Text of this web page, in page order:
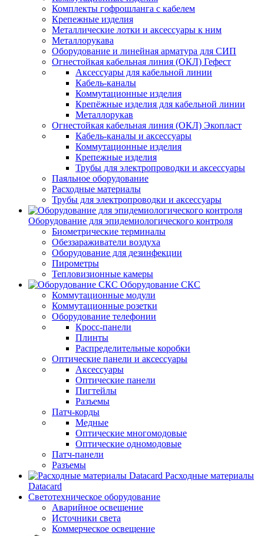
Комплекты гофрошланга с кабелем
Крепежные изделия
Металлические лотки и аксессуары к ним
Металлорукава
Оборудование и линейная арматура для СИП
Огнестойкая кабельная линия (ОКЛ) Гефест
Аксессуары для кабельной линии
Кабель-каналы
Коммутационные изделия
Крепёжные изделия для кабельной линии
Металлорукав
Огнестойкая кабельная линия (ОКЛ) Экопласт
Кабель-каналы и аксессуары
Коммутационные изделия
Крепежные изделия
Трубы для электропроводки и аксессуары
Паяльное оборудование
Расходные материалы
Трубы для электропроводки и аксессуары
Оборудование для эпидемиологического контроля
Биометрические терминалы
Обеззараживатели воздуха
Оборудование для дезинфекции
Пирометры
Тепловизионные камеры
Оборудование СКС
Коммутационные модули
Коммутационные розетки
Оборудование телефонии
Кросс-панели
Плинты
Распределительные коробки
Оптические панели и аксессуары
Аксессуары
Оптические панели
Пигтейлы
Разъемы
Патч-корды
Медные
Оптические многомодовые
Оптические одномодовые
Патч-панели
Разъемы
Расходные материалы
Datacard
Светотехническое оборудование
Аварийное освещение
Источники света
Коммерческое освещение